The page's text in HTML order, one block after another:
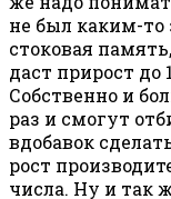
не был каким-то
стоковая
даст прирост до
Собственно и
раз и смогут
вдобавок
рост
числа. Ну и так